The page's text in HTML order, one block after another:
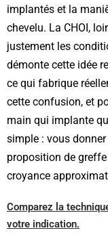
implantés et la
chevelu. La CHOI,
justement les
démonte cette idée
ce qui fabrique
cette confusion, et
main qui implante
simple : vous
proposition de
croyance
Comparez la
votre indication.